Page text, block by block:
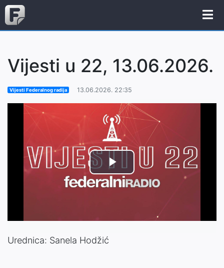
Vijesti u 22, 13.06.2026.
Vijesti Federalnog radija 13.06.2026. 22:35
Play
Urednica: Sanela Hodžić